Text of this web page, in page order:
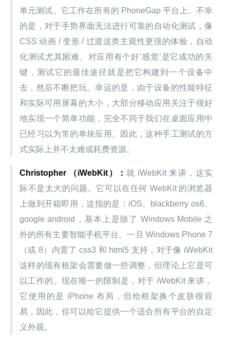
单元测试。它工作在所有的 PhoneGap 平台上。不幸
的是，对于手势界面无法进行可靠的自动化测试，像
CSS 动画 / 变形 / 过渡这类主观性更强的体验，自动
化测试尤其困难。对应用有个好‘感觉’是它成功的关
键，测试它的最佳途径就是把它构建到一个设备中
去，然后不断把玩。幸运的是，由于设备的性能特征
和实际可用屏幕的大小，大部分移动应用关注于很好
地实现一个简单功能，完全不同于我们在桌面应用中
已经习以为常的单块应用。因此，这种手工测试的方
式实际上并不太难或耗费资源。
Christopher （iWebKit）： 就 iWebKit 来讲，这实
际不是太大的问题。它可以在任何 WebKit 的浏览器
上做到开箱即用，这指的是：iOS、blackberry os6、
google android，基本上是除了 Windows Mobile 之
外的所有主要智能手机平台。一旦 Windows Phone 7
（或 8）内置了 css3 和 html5 支持，对于像 iWebKit
这样的现有框架会需要做一些调整，但理论上它是可
以工作的。现在唯一的限制是，对于 iWebKit 来讲，
它使用的是 iPhone 布局，但给框架换个皮肤很容
易，因此，你可以给它提供一个适合所有平台的自定
义外观。